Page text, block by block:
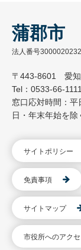
蒲郡市
法人番号
〒443-8601 愛知
Tel：0533-66-
窓口応対時間：
日・年末年始を除
サイトポリシー
免責事項
サイトマップ
市役所へのアク